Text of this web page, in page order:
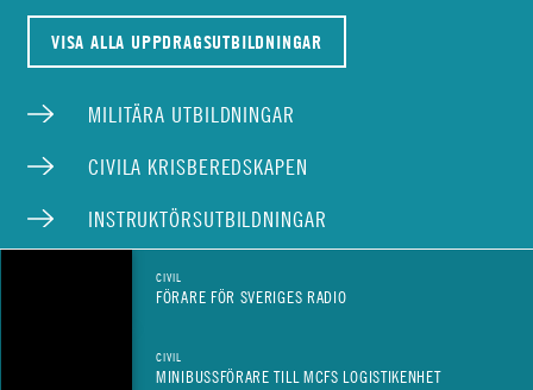
VISA ALLA UPPDRAGSUTBILDNINGAR
MILITÄRA UTBILDNINGAR
CIVILA KRISBEREDSKAPEN
INSTRUKTÖRSUTBILDNINGAR
CIVIL
FÖRARE FÖR SVERIGES RADIO
CIVIL
MINIBUSSFÖRARE TILL MCFS LOGISTIKENHET